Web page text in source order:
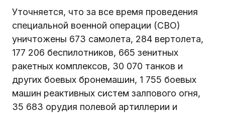
Уточняется, что за все время проведения
специальной военной операции (СВО)
уничтожены 673 самолета, 284 вертолета,
177 206 беспилотников, 665 зенитных
ракетных комплексов, 30 070 танков и
других боевых бронемашин, 1 755 боевых
машин реактивных систем залпового огня,
35 683 орудия полевой артиллерии и